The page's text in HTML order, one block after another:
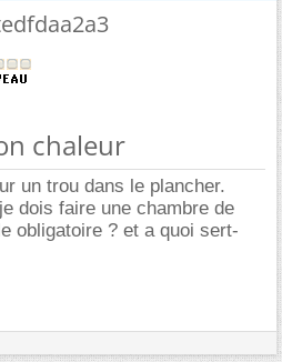
chaleur
un trou dans le plancher.
dois faire une chambre de
obligatoire ? et a quoi sert-